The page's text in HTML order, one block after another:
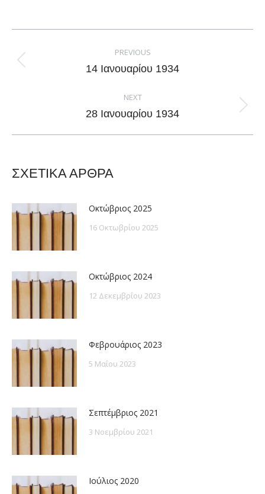
Facebook
X
PinterestLinkedIn
navigation
PREVIOUS
Previous
14 Ιανουαρίου 1934
NEXT
Next
28 Ιανουαρίου 1934
ΣΧΕΤΙΚΑ ΑΡΘΡΑ
Οκτώβριος 2025
16 Οκτωβρίου 2025
Οκτώβριος 2024
12 Δεκεμβρίου 2023
Φεβρουάριος 2023
5 Μαΐου 2023
Σεπτέμβριος 2021
3 Νοεμβρίου 2021
Ιούλιος 2020